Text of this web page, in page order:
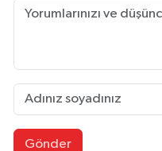
Gönder